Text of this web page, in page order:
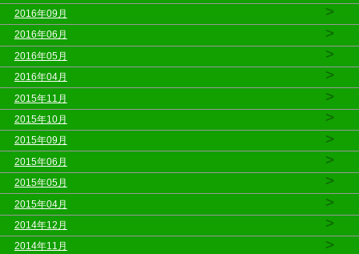
2016年09月 >
2016年06月 >
2016年05月 >
2016年04月 >
2015年11月 >
2015年10月 >
2015年09月 >
2015年06月 >
2015年05月 >
2015年04月 >
2014年12月 >
2014年11月 >